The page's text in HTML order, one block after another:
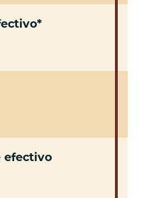
efectivo